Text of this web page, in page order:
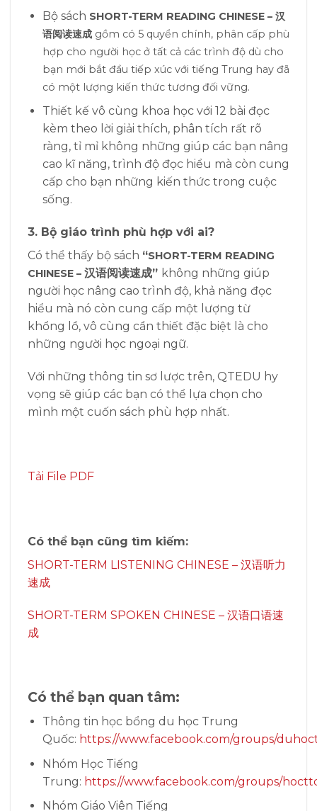
Bộ sách SHORT-TERM READING CHINESE – 汉
语阅读速成gồm có 5 quyển chính, phân cấp phù
hợp cho người học ở tất cả các trình độ dù cho
bạn mới bắt đầu tiếp xúc với tiếng Trung hay đã
có một lượng kiến thức tương đối vững.
Thiết kế vô cùng khoa học với 12 bài đọc
kèm theo lời giải thích, phân tích rất rõ
ràng, tỉ mỉ không những giúp các bạn nâng
cao kĩ năng, trình độ đọc hiểu mà còn cung
cấp cho bạn những kiến thức trong cuộc
sống.
3. Bộ giáo trình phù hợp với ai?
Có thể thấy bộ sách “SHORT-TERM READING
CHINESE – 汉语阅读速成” không những giúp
người học nâng cao trình độ, khả năng đọc
hiểu mà nó còn cung cấp một lượng từ
khổng lồ, vô cùng cần thiết đặc biệt là cho
những người học ngoại ngữ.
Với những thông tin sơ lược trên, QTEDU hy
vọng sẽ giúp các bạn có thể lựa chọn cho
mình một cuốn sách phù hợp nhất.
Tải File PDF
Có thể bạn cũng tìm kiếm:
SHORT-TERM LISTENING CHINESE – 汉语听力
速成
SHORT-TERM SPOKEN CHINESE – 汉语口语速
成
Có thể bạn quan tâm:
Thông tin học bổng du học Trung
Quốc: https://www.facebook.com/groups/
Nhóm Học Tiếng
Trung: https://www.facebook.com/groups/
Nhóm Giáo Viên Tiếng